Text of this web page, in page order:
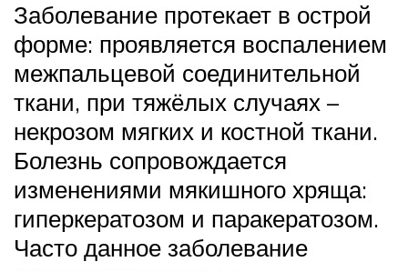
Заболевание протекает в острой
форме: проявляется воспалением
межпальцевой соединительной
ткани, при тяжёлых случаях –
некрозом мягких и костной ткани.
Болезнь сопровождается
изменениями мякишного хряща:
гиперкератозом и паракератозом.
Часто данное заболевание